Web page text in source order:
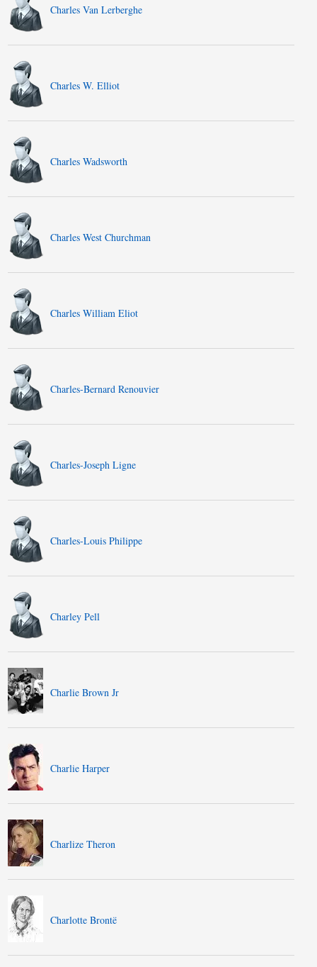
Charles Van Lerberghe
Charles W. Elliot
Charles Wadsworth
Charles West Churchman
Charles William Eliot
Charles-Bernard Renouvier
Charles-Joseph Ligne
Charles-Louis Philippe
Charley Pell
Charlie Brown Jr
Charlie Harper
Charlize Theron
Charlotte Brontë